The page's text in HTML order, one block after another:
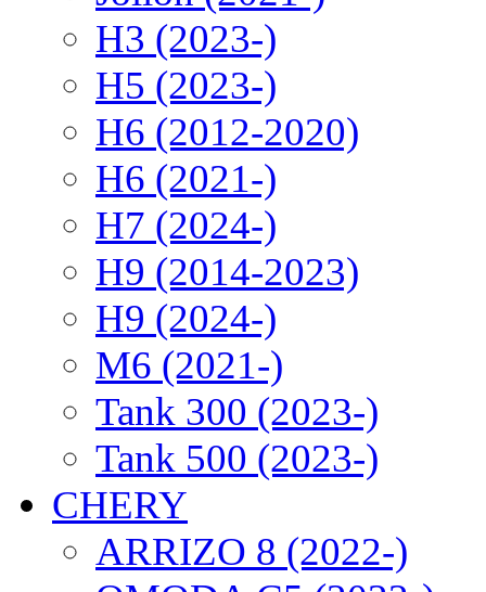
H3 (2023-)
H5 (2023-)
H6 (2012-2020)
H6 (2021-)
H7 (2024-)
H9 (2014-2023)
H9 (2024-)
M6 (2021-)
Tank 300 (2023-)
Tank 500 (2023-)
CHERY
ARRIZO 8 (2022-)